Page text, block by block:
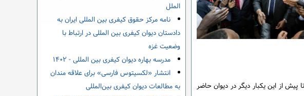
از انتخابات ریاست جمهوری سال ۲۰۰۷ میلادی می باشد. کنیاتا پیش از این یکبار دیگر در دیوان حاضر
الملل
نامه مرکز حقوق کیفری بین المللی ایران به
دادستان دیوان کیفری بین المللی در ارتباط با
وضعیت غزه
مدرسه بهاره دیوان کیفری بین المللی - ۱۴۰۲
انتشار «لکسیتوس فارسی» برای علاقه مندان
به مطالعات دیوان کیفری بین‌المللی